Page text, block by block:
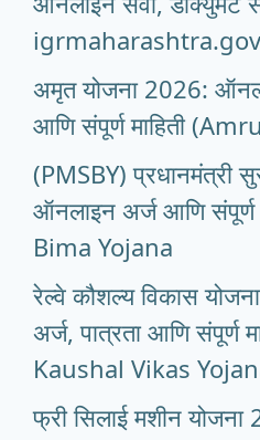
अमृत योजना 2026:
आणि संपूर्ण माहिती
(PMSBY) प्रधानमंत्री
ऑनलाइन अर्ज आणि संपूर्ण
Bima Yojana
रेल्वे कौशल्य विकास
अर्ज, पात्रता आणि संपूर्ण
Kaushal Vikas
फ्री सिलाई मशीन